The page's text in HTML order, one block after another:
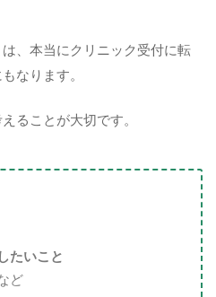
、本当にクリニック受付に転
なります。
ることが大切です。
たいこと
ど